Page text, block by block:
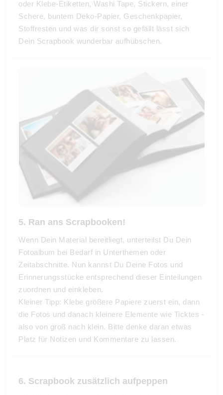
oder Klebe-Etiketten, Washi Tape, Stickern, einer
Schere, buntem Deko-Papier, Geschenkpapier,
Stoffresten und was dir sonst so gefällt lässt sich
Dein Scrapbook wunderbar aufhübschen.
5. Ran ans Scrapbooken!
Wenn Dein Material bereitliegt, unterteilst Du Dein
Fotoalbum bei Bedarf in Unterthemen oder
Zeitabschnitte. Nun kannst Du Deine Fotos und
Erinnerungsstücke entsprechend dieser Einteilungen
zuordnen und einkleben.
Kleiner Tipp: Klebe größere Papiere zuerst ein, dann
die Fotos und danach kleinere Elemente wie Ticktes -
also von groß nach klein. Bitte denke daran etwas
Platz für Notizen und Kommentare zu lassen.
6. Scrapbook zusätzlich aufpeppen